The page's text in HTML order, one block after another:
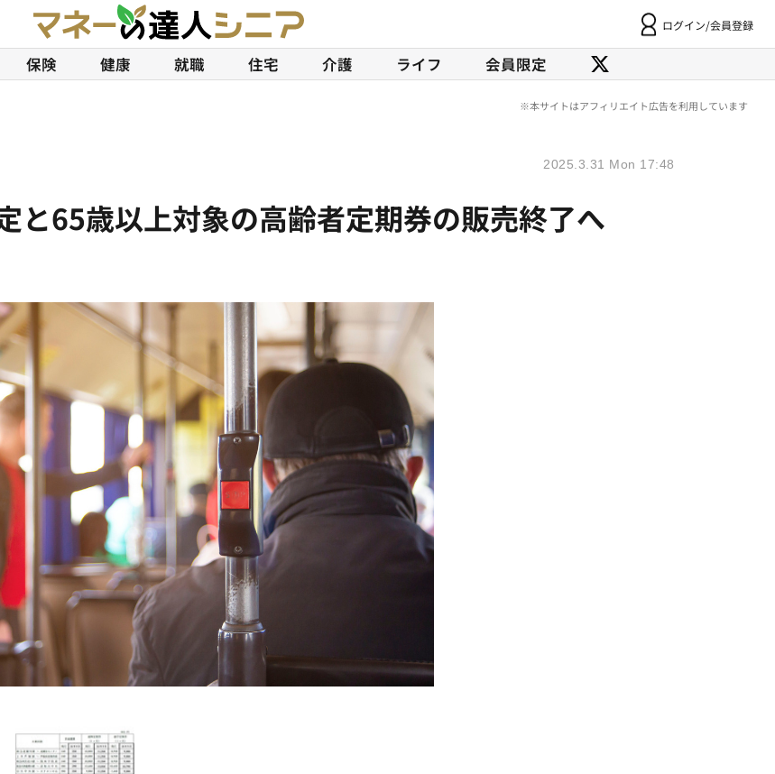
ログイン/会員登録
保険 健康 就職 住宅 介護 ライフ 会員限定
と65歳以上対象の高齢者定期券の販売終了へ
2025.3.31 Mon 17:48